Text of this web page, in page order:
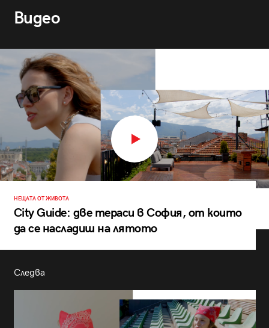
Видео
НЕЩАТА ОТ ЖИВОТА
City Guide: две тераси в София, от които
да се насладиш на лятото
Следва